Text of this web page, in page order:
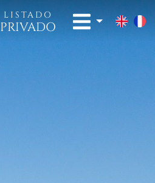
LISTADO
PRIVADO